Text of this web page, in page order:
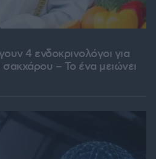
4 ενδοκρινολόγοι για
– Το ένα μειώνει